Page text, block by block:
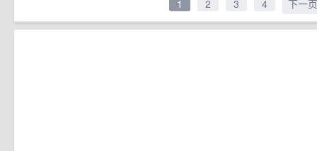
1 2 3 4 下一页